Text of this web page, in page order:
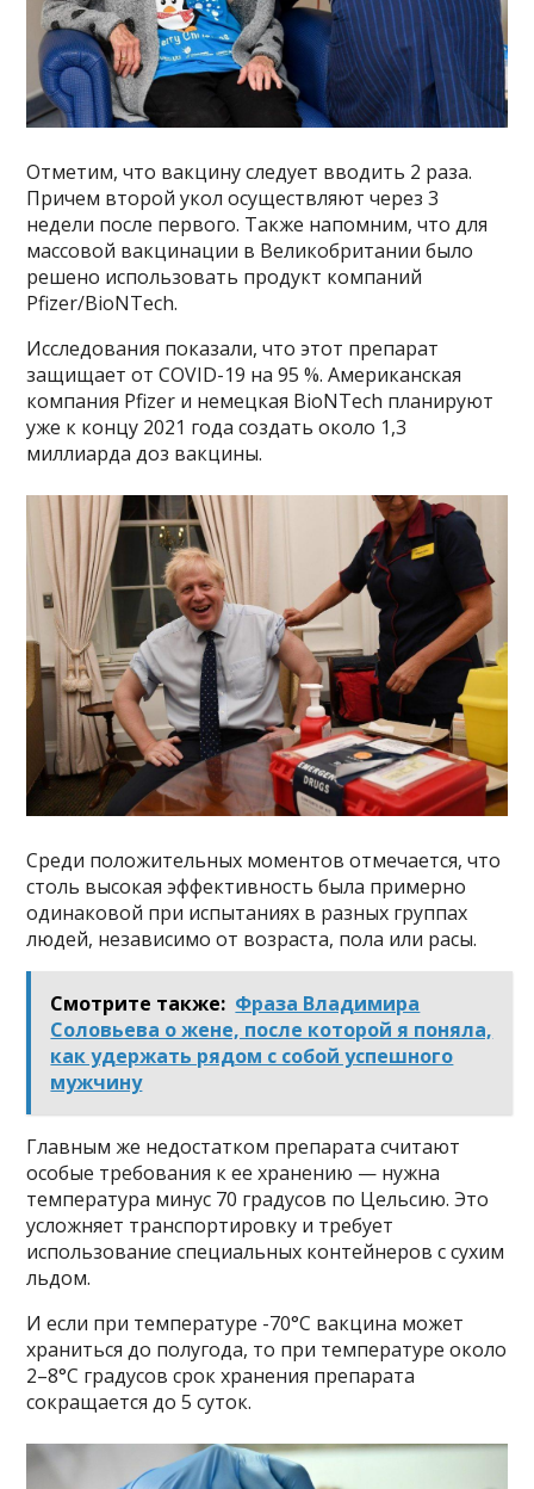
Отметим, что вакцину следует вводить 2 раза.
Причем второй укол осуществляют через 3
недели после первого. Также напомним, что для
массовой вакцинации в Великобритании было
решено использовать продукт компаний
Pfizer/BioNTech.
Исследования показали, что этот препарат
защищает от COVID-19 на 95 %. Американская
компания Pfizer и немецкая BioNTech планируют
уже к концу 2021 года создать около 1,3
миллиарда доз вакцины.
Среди положительных моментов отмечается, что
столь высокая эффективность была примерно
одинаковой при испытаниях в разных группах
людей, независимо от возраста, пола или расы.
Смотрите также: Фраза Владимира
Соловьева о жене, после которой я поняла,
как удержать рядом с собой успешного
мужчину
Главным же недостатком препарата считают
особые требования к ее хранению — нужна
температура минус 70 градусов по Цельсию. Это
усложняет транспортировку и требует
использование специальных контейнеров с сухим
льдом.
И если при температуре -70°С вакцина может
храниться до полугода, то при температуре около
2–8°С градусов срок хранения препарата
сокращается до 5 суток.